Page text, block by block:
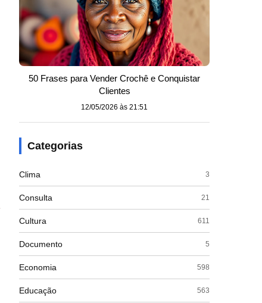
50 Frases para Vender Crochê e Conquistar
Clientes
12/05/2026 às 21:51
Categorias
Clima 3
Consulta 21
Cultura 611
Documento 5
Economia 598
Educação 563